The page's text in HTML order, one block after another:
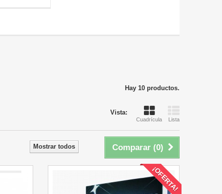
Hay 10 productos.
Vista:
Cuadrícula Lista
Comparar (0)
Mostrar todos
¡OFERTA!